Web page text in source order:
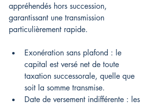
appréhendés hors succession,
garantissant une transmission
particulièrement rapide.
Exonération sans plafond : le
capital est versé net de toute
taxation successorale, quelle que
soit la somme transmise.
Date de versement indifférente : les